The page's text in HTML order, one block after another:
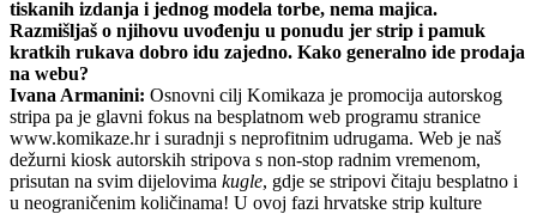
tiskanih izdanja i jednog modela torbe, nema majica.
Razmišljaš o njihovu uvođenju u ponudu jer strip i pamuk
kratkih rukava dobro idu zajedno. Kako generalno ide prodaja
na webu?
Ivana Armanini: Osnovni cilj Komikaza je promocija autorskog
stripa pa je glavni fokus na besplatnom web programu stranice
www.komikaze.hr i suradnji s neprofitnim udrugama. Web je naš
dežurni kiosk autorskih stripova s non-stop radnim vremenom,
prisutan na svim dijelovima kugle, gdje se stripovi čitaju besplatno i
u neograničenim količinama! U ovoj fazi hrvatske strip kulture